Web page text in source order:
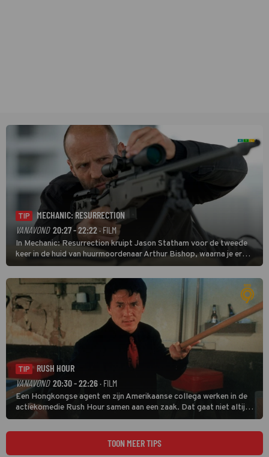
TIP
MECHANIC: RESURRECTION
VANAVOND 20:27 - 22:22· FILM
In Mechanic: Resurrection kruipt Jason Statham voor de tweede
keer in de huid van huurmoordenaar Arthur Bishop, waarna je er
donder op kunt zeggen dat er van Bishops geplande pensioen niet
veel terechtkomt.
TIP
RUSH HOUR
VANAVOND 20:30 - 22:26 · FILM
Een Hongkongse agent en zijn Amerikaanse collega werken in de
actiekomedie Rush Hour samen aan een zaak. Dat gaat niet altijd
van een leien dakje.
TOON MEER TIPS